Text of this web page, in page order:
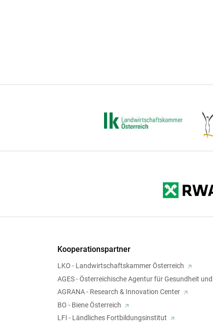
Kooperationspartner
LKO - Landwirtschaftskammer Österreich
AGES - Österreichische Agentur für Gesundheit
AGRANA - Research & Innovation Center
BO - Biene Österreich
LFI - Ländliches Fortbildungsinstitut